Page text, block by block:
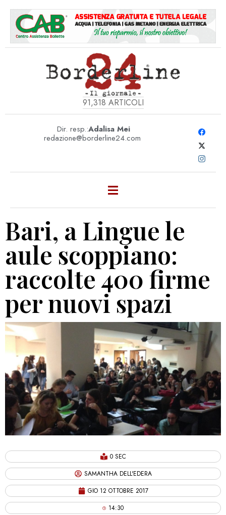
91,318 ARTICOLI
Dir. resp.:Adalisa Mei
redazione@borderline24.com
Bari, a Lingue le
aule scoppiano:
raccolte 400 firme
per nuovi spazi
0 SEC
SAMANTHA DELL'EDERA
GIO 12 OTTOBRE 2017
14:30